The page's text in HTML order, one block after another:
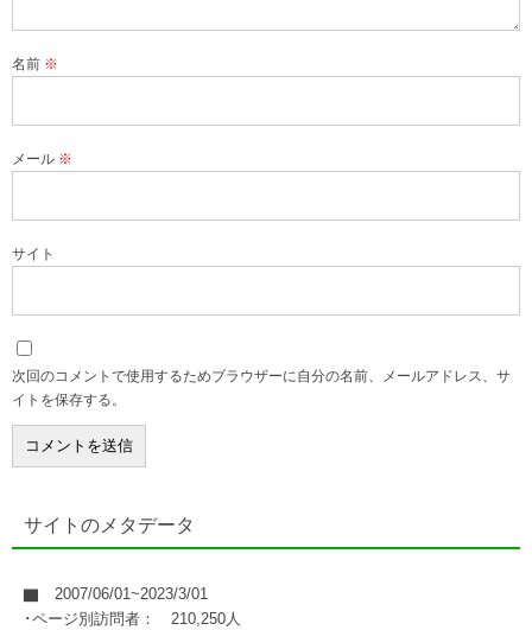
名前 ※
メール ※
サイト
次回のコメントで使用するためブラウザーに自分の名前、メールアドレス、サ
イトを保存する。
サイトのメタデータ
▇ 2007/06/01~2023/3/01
･ページ別訪問者： 210,250人